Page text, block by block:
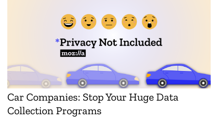
Car Companies: Stop Your Huge Data
Collection Programs